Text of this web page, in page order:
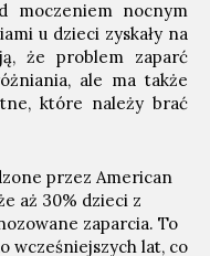
moczeniem nocnym
u dzieci zyskały na
że problem zaparć
ale ma także
które należy brać
przez American
aż 30% dzieci z
zaparcia. To
wcześniejszych lat, co